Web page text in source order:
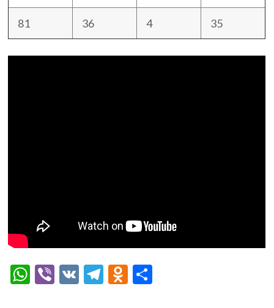
81 36 4 35
WhatsApp
Viber
VK Telegram
Odnoklassniki